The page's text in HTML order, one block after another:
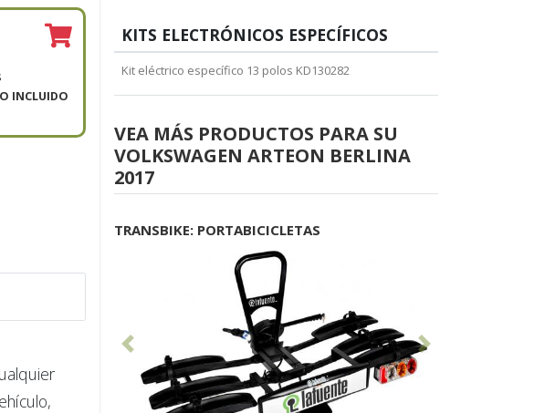
INCLUIDO
KITS ELECTRÓNICOS ESPECÍFICOS
Kit eléctrico específico 13 polos KD130282
VEA MÁS PRODUCTOS PARA SU
VOLKSWAGEN ARTEON BERLINA
2017
TRANSBIKE: PORTABICICLETAS